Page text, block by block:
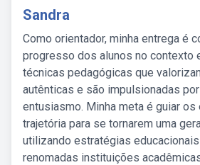
Sandra
Como orientador, minha entrega é
progresso dos alunos no contexto
técnicas pedagógicas que
autênticas e são impulsionadas
entusiasmo. Minha meta é guiar
trajetória para se tornarem uma
utilizando estratégias
renomadas instituições